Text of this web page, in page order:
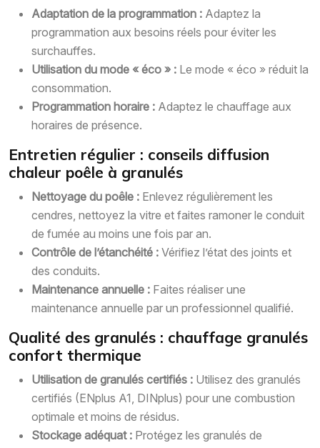
Adaptation de la programmation : Adaptez la
programmation aux besoins réels pour éviter les
surchauffes.
Utilisation du mode « éco » : Le mode « éco » réduit la
consommation.
Programmation horaire : Adaptez le chauffage aux
horaires de présence.
Entretien régulier : conseils diffusion
chaleur poêle à granulés
Nettoyage du poêle : Enlevez régulièrement les
cendres, nettoyez la vitre et faites ramoner le conduit
de fumée au moins une fois par an.
Contrôle de l’étanchéité : Vérifiez l’état des joints et
des conduits.
Maintenance annuelle : Faites réaliser une
maintenance annuelle par un professionnel qualifié.
Qualité des granulés : chauffage granulés
confort thermique
Utilisation de granulés certifiés : Utilisez des granulés
certifiés (ENplus A1, DINplus) pour une combustion
optimale et moins de résidus.
Stockage adéquat : Protégez les granulés de